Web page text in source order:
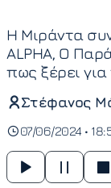
Η Μιράντα
ALPHA, Ο
πως ξέρει για
Στέφανος
07/06/2024 •